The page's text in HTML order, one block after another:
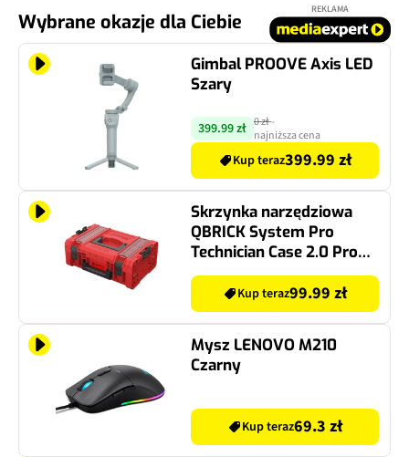
Wybrane okazje dla Ciebie
REKLAMA
Gimbal PROOVE Axis LED
Szary
399.99 zł 0 zł-
najniższa cena
Kup teraz399.99 zł
Skrzynka narzędziowa
QBRICK System Pro
Technician Case 2.0 Profi
Red Ultra HD Custom
Kup teraz99.99 zł
Mysz LENOVO M210
Czarny
Kup teraz69.3 zł